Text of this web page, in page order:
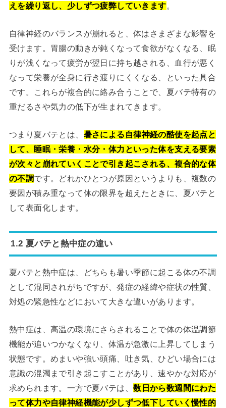
えを繰り返し、少しずつ疲弊していきます。
自律神経のバランスが崩れると、体はさまざまな影響を
受けます。胃腸の動きが鈍くなって食欲がなくなる、眠
りが浅くなって疲労が翌日に持ち越される、血行が悪く
なって栄養が全身に行き渡りにくくなる、といった具合
です。これらが複合的に絡み合うことで、夏バテ特有の
重だるさや気力の低下が生まれてきます。
つまり夏バテとは、 暑さによる自律神経の酷使を起点と
して、睡眠・栄養・水分・体力といった体を支える要素
が次々と崩れていくことで引き起こされる、複合的な体
の不調です。どれかひとつが原因というよりも、複数の
要因が積み重なって体の限界を超えたときに、夏バテと
して表面化します。
1.2 夏バテと熱中症の違い
夏バテと熱中症は、どちらも暑い季節に起こる体の不調
として混同されがちですが、発症の経緯や症状の性質、
対処の緊急性などにおいて大きな違いがあります。
熱中症は、高温の環境にさらされることで体の体温調節
機能が追いつかなくなり、体温が急激に上昇してしまう
状態です。めまいや強い頭痛、吐き気、ひどい場合には
意識の混濁まで引き起こすことがあり、速やかな対応が
求められます。一方で夏バテは、数日から数週間にわた
って体力や自律神経機能が少しずつ低下していく慢性的